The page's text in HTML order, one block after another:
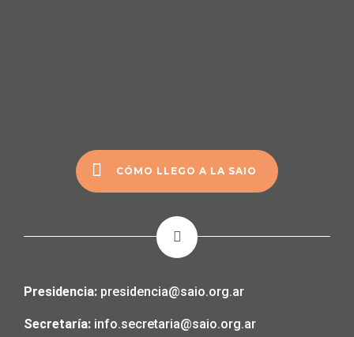
CÓMO LLEGO A LA SAIO
Presidencia: presidencia@saio.org.ar
Secretaría: info.secretaria@saio.org.ar